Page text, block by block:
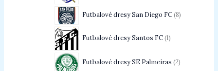
Futbalové dresy San Diego FC 8
Futbalové dresy Santos FC 1
Futbalové dresy SE Palmeiras 2